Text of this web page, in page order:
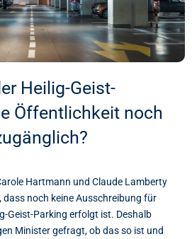
Heilig-Geist-
Öffentlichkeit noch
Hartmann und Claude Lamberty
dass noch keine Ausschreibung für
Geist-Parking erfolgt ist. Deshalb
Minister gefragt, ob das so ist und